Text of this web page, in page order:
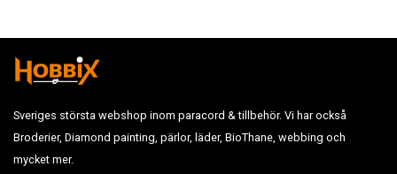
Sveriges största webshop inom paracord & tillbehör. Vi har också
Broderier, Diamond painting, pärlor, läder, BioThane, webbing och
mycket mer.